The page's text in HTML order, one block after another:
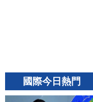
國際今日熱門